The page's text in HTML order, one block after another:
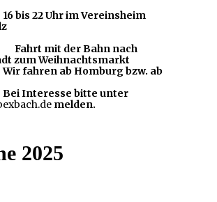
Uhr im Vereinsheim
Fahrt mit der Bahn nach
zum Weihnachtsmarkt
ab Homburg bzw. ab
bitte unter
melden.
2025